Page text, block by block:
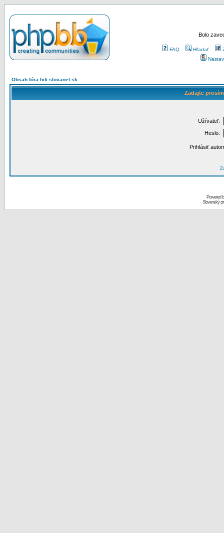
Bolo
FAQ Hľadať
Obsah fóra hifi.slovanet.sk
Zadajte
Užívateľ:
Heslo:
Prihlásiť
Powered
Slovenský